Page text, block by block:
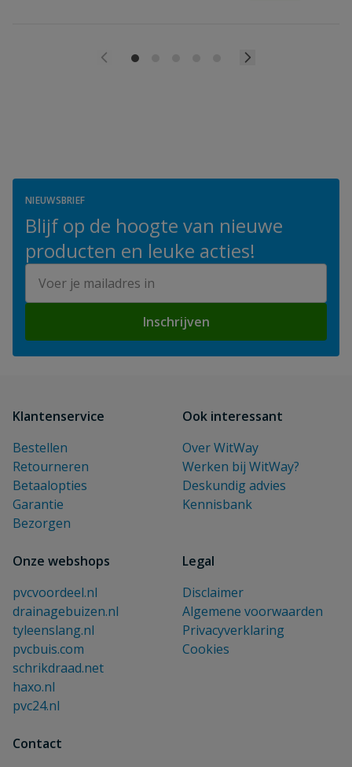
NIEUWSBRIEF
Blijf op de hoogte van nieuwe
producten en leuke acties!
Inschrijven
Klantenservice
Bestellen
Retourneren
Betaalopties
Garantie
Bezorgen
Ook interessant
Over WitWay
Werken bij WitWay?
Deskundig advies
Kennisbank
Onze webshops
pvcvoordeel.nl
drainagebuizen.nl
tyleenslang.nl
pvcbuis.com
schrikdraad.net
haxo.nl
pvc24.nl
Legal
Disclaimer
Algemene voorwaarden
Privacyverklaring
Cookies
Contact